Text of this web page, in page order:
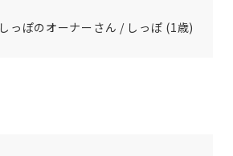
しっぽのオーナーさん / しっぽ (1歳)